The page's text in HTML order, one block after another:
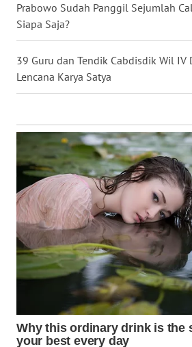
Prabowo Sudah Panggil Sejumlah
Siapa Saja?
39 Guru dan Tendik Cabdisdik Wil IV
Lencana Karya Satya
WN
SULBAR
WN
BABEL
SUMBAR
WN
SUMSEL
WN
BENGKULU
WN
LAMPUNG
WN
JATENG